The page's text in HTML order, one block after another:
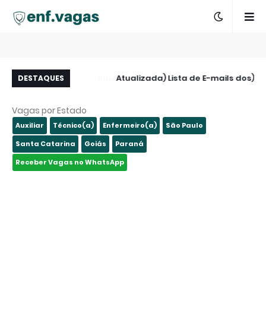
DESTAQUES
(Atualizada) Lista de E-mails dos
- Itajaí -
Vagas por Estado
Auxiliar Técnico(a) Enfermeiro(a)
São Paulo
Santa Catarina
Goiás
Paraná
Receber Vagas no WhatsApp